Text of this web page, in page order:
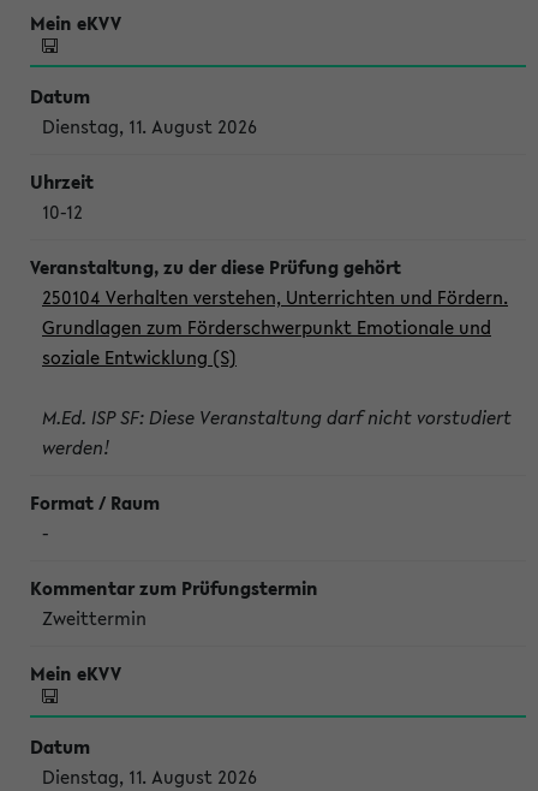
Dienstag, 11. August 2026
10-12
250104 Verhalten verstehen, Unterrichten und Fördern.
Grundlagen zum Förderschwerpunkt Emotionale und
soziale Entwicklung (S)
M.Ed. ISP SF: Diese Veranstaltung darf nicht vorstudiert
werden!
-
Zweittermin
Dienstag, 11. August 2026